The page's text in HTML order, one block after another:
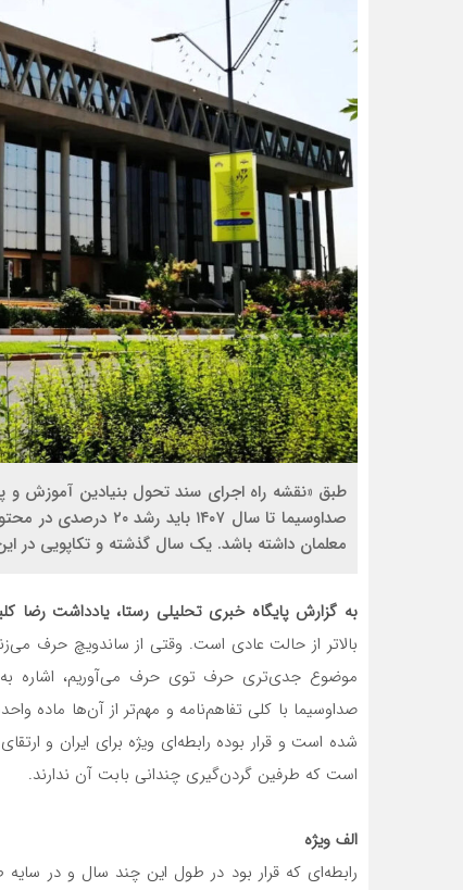
صداوسیما تا سال
معلمان داشته باشد. یک سال گذشته و تکاپویی در
به گزارش پایگاه خبری تحلیلی رستا، یادداشت رضا
بالاتر از حالت عادی است. وقتی از ساندویچ حرف
موضوع جدی‌تری حرف توی حرف می‌آوریم، اشاره به
صداوسیما با کلی تفاهم‌نامه و مهم‌تر از آن‌ها ماده
شده است و قرار بوده رابطه‌ای ویژه برای ایران و
است که طرفین گردن‌گیری چندانی بابت آن ندارند.
الف ویژه
رابطه‌ای که قرار بود در طول این چند سال و در